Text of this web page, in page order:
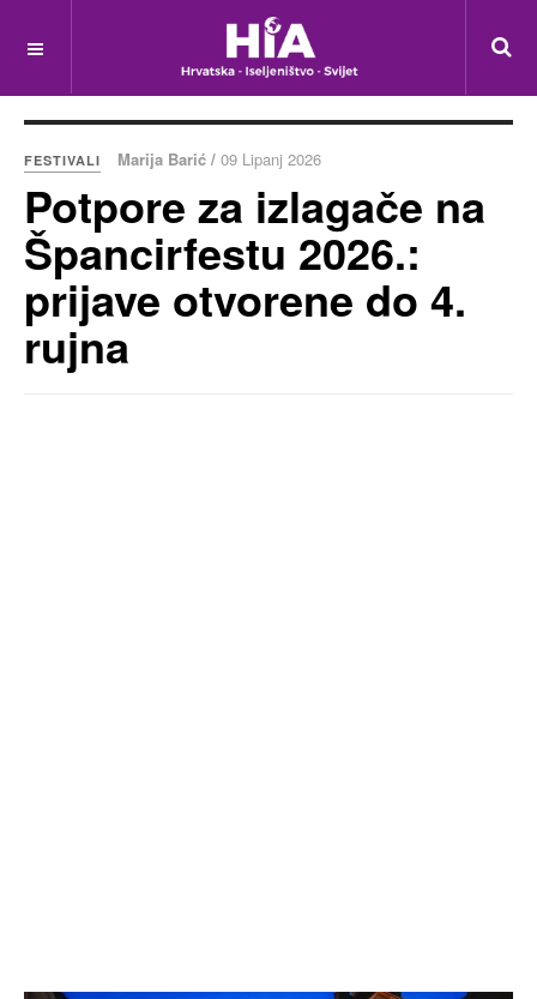
FESTIVALI Marija Barić / 09 Lipanj 2026
Potpore za izlagače na
Špancirfestu 2026.:
prijave otvorene do 4.
rujna